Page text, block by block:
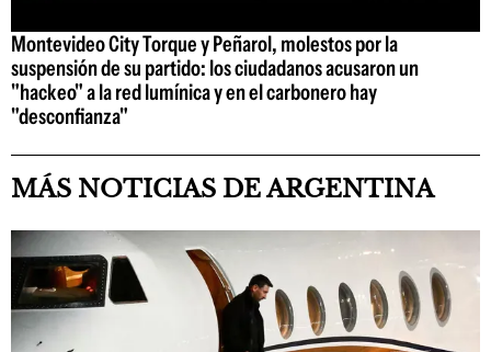
Montevideo City Torque y Peñarol, molestos por la
suspensión de su partido: los ciudadanos acusaron un
"hackeo" a la red lumínica y en el carbonero hay
"desconfianza"
MÁS NOTICIAS DE ARGENTINA